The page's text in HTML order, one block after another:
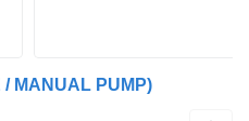
/ MANUAL PUMP)